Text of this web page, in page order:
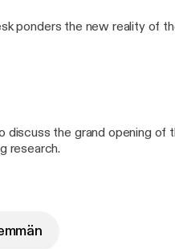
ponders the new reality of
the grand opening of
research.